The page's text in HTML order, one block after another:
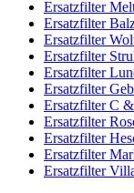
Ersatzfilter
Ersatzfilter
Ersatzfilter
Ersatzfilter
Ersatzfilter
Ersatzfilter
Ersatzfilter C
Ersatzfilter
Ersatzfilter
Ersatzfilter
Ersatzfilter